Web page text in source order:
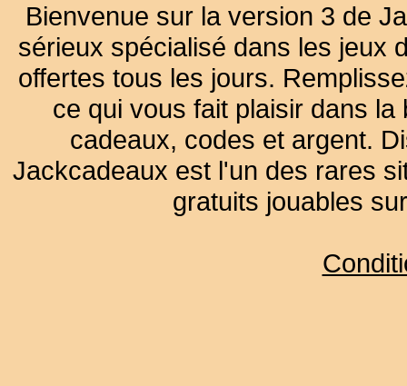
Bienvenue sur la version 3 de
sérieux spécialisé dans les jeux
offertes tous les jours.
ce qui vous fait plaisir dans
cadeaux, codes et argent.
Jackcadeaux est l'un des rares
gratuits jouables